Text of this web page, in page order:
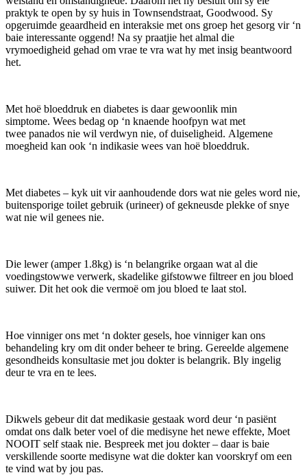
praktyk te open by sy huis in Townsendstraat, Goodwood. Sy
opgeruimde geaardheid en interaksie met ons groep het gesorg vir ‘n
baie interessante oggend! Na sy praatjie het almal die
vrymoedigheid gehad om vrae te vra wat hy met insig beantwoord
het.
Met hoë bloeddruk en diabetes is daar gewoonlik min
simptome. Wees bedag op ‘n knaende hoofpyn wat met
twee panados nie wil verdwyn nie, of duiseligheid. Algemene
moegheid kan ook ‘n indikasie wees van hoë bloeddruk.
Met diabetes – kyk uit vir aanhoudende dors wat nie geles word nie,
buitensporige toilet gebruik (urineer) of gekneusde plekke of snye
wat nie wil genees nie.
Die lewer (amper 1.8kg) is ‘n belangrike orgaan wat al die
voedingstowwe verwerk, skadelike gifstowwe filtreer en jou bloed
suiwer. Dit het ook die vermoë om jou bloed te laat stol.
Hoe vinniger ons met ‘n dokter gesels, hoe vinniger kan ons
behandeling kry om dit onder beheer te bring. Gereelde algemene
gesondheids konsultasie met jou dokter is belangrik. Bly ingelig
deur te vra en te lees.
Dikwels gebeur dit dat medikasie gestaak word deur ‘n pasiënt
omdat ons dalk beter voel of die medisyne het newe effekte, Moet
NOOIT self staak nie. Bespreek met jou dokter – daar is baie
verskillende soorte medisyne wat die dokter kan voorskryf om een
te vind wat by jou pas.